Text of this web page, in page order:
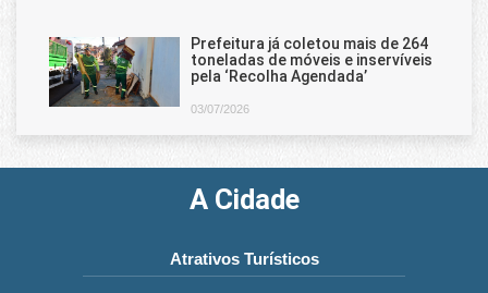
Prefeitura já coletou mais de 264
toneladas de móveis e inservíveis
pela ‘Recolha Agendada’
03/07/2026
A Cidade
Atrativos Turísticos